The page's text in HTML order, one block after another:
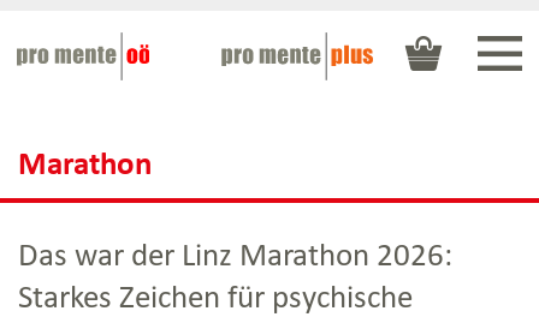
Inhalt
Grundkurse: Basis
Seminare: Beratung, Begleitung und
Betreuung
Seminare:
Persönlichkeitsentwicklung und
Gesundheitsförderung
Kontakt
Die Personalentwicklung stellt sich
Marathon
Das war der Linz Marathon 2026:
Starkes Zeichen für psychische